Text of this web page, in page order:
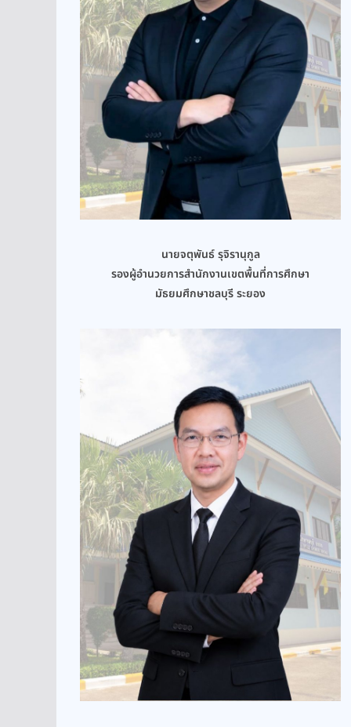
นายจตุพันธ์ รุจิรานุกูล
รองผู้อำนวยการสำนักงานเขตพื้นที่การศึกษา
มัธยมศึกษาชลบุรี ระยอง